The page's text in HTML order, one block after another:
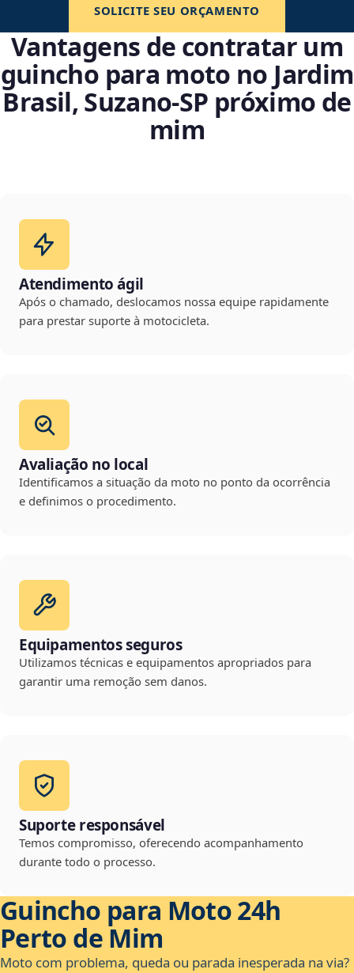
SOLICITE SEU ORÇAMENTO
Vantagens de contratar um
guincho para moto no Jardim
Brasil, Suzano‑SP próximo de
mim
Atendimento ágil
Após o chamado, deslocamos nossa equipe rapidamente
para prestar suporte à motocicleta.
Avaliação no local
Identificamos a situação da moto no ponto da ocorrência
e definimos o procedimento.
Equipamentos seguros
Utilizamos técnicas e equipamentos apropriados para
garantir uma remoção sem danos.
Suporte responsável
Temos compromisso, oferecendo acompanhamento
durante todo o processo.
Guincho para Moto 24h
Perto de Mim
Moto com problema, queda ou parada inesperada na via?